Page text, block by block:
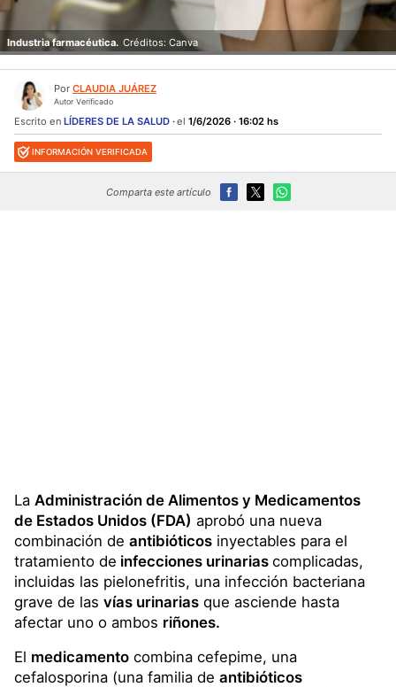
Industria farmacéutica. Créditos: Canva
Por CLAUDIA JUÁREZ
Autor Verificado
Escrito en LÍDERES DE LA SALUD el 1/6/2026 · 16:02 hs
INFORMACIÓN VERIFICADA
Comparta este artículo
La Administración de Alimentos y Medicamentos
de Estados Unidos (FDA) aprobó una nueva
combinación de antibióticos inyectables para el
tratamiento de infecciones urinarias complicadas,
incluidas las pielonefritis, una infección bacteriana
grave de las vías urinarias que asciende hasta
afectar uno o ambos riñones.
El medicamento combina cefepime, una
cefalosporina (una familia de antibióticos